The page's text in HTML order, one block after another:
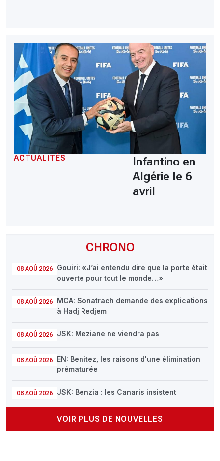
CHRONO
08 AOÛ 2026
Gouiri: «J’ai entendu dire que la porte était
ouverte pour tout le monde…»
08 AOÛ 2026
MCA: Sonatrach demande des explications
à Hadj Redjem
08 AOÛ 2026 JSK: Meziane ne viendra pas
08 AOÛ 2026
EN: Benitez, les raisons d'une élimination
prématurée
08 AOÛ 2026 JSK: Benzia : les Canaris insistent
VOIR PLUS DE NOUVELLES
ACTUALITÉS
Infantino en
Algérie le 6
avril